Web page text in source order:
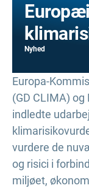
Nyhed
Europa-
(GD CLIMA)
indledte
vurdere de
og risici i
miljøet,